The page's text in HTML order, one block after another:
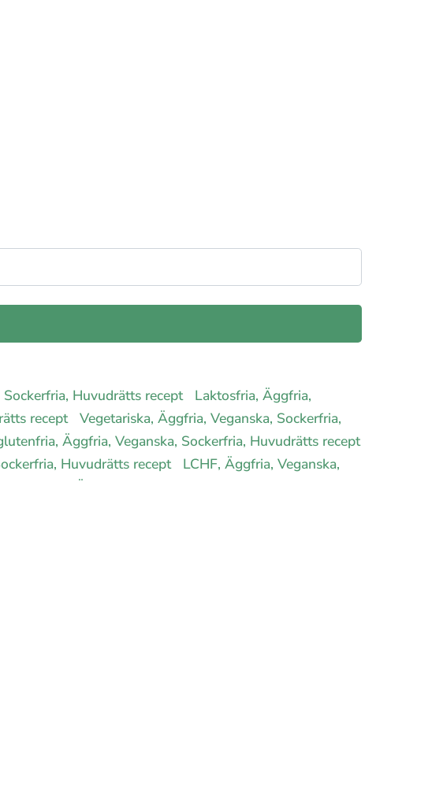
Huvudrätts recept
Laktosfria, Äggfria,
recept Vegetariska, Äggfria, Veganska, Sockerfria,
Äggfria, Veganska, Sockerfria, Huvudrätts recept
Huvudrätts recept
LCHF, Äggfria, Veganska,
Ekologiska, Äggfria, Veganska, Sockerfria, Huvudrätts